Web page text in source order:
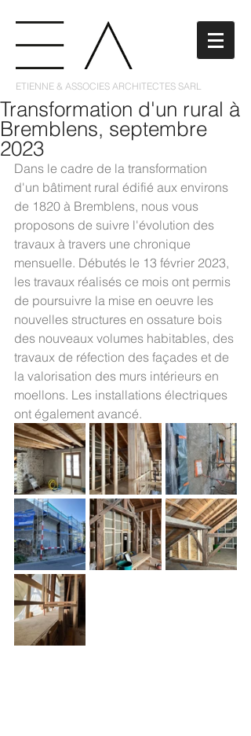
ETIENNE & ASSOCIES ARCHITECTES SARL
Transformation d'un rural à
Bremblens, septembre
2023
Dans le cadre de la transformation
d'un bâtiment rural édifié aux environs
de 1820 à Bremblens, nous vous
proposons de suivre l'évolution des
travaux à travers une chronique
mensuelle. Débutés le 13 février 2023,
les travaux réalisés ce mois ont permis
de poursuivre la mise en oeuvre les
nouvelles structures en ossature bois
des nouveaux volumes habitables, des
travaux de réfection des façades et de
la valorisation des murs intérieurs en
moellons. Les installations électriques
ont également avancé.